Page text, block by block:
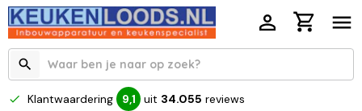
Klantwaardering 9,1 uit 34.055 reviews